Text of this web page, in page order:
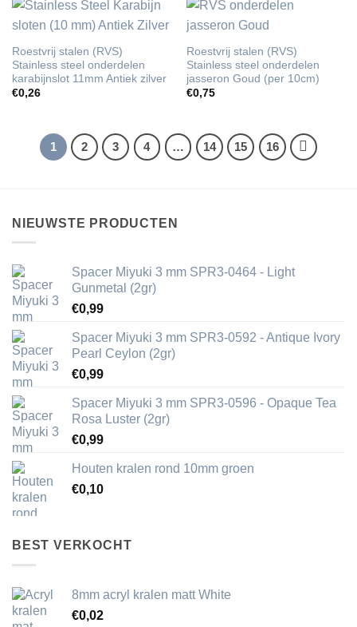
Roestvrij stalen (RVS)
Stainless steel onderdelen
karabijnslot 11mm Antiek zilver
€0,26
Roestvrij stalen (RVS)
Stainless steel onderdelen
jasseron Goud (per 10cm)
€0,75
1 2 3 4 … 14 15 16
NIEUWSTE PRODUCTEN
Spacer Miyuki 3 mm SPR3-0464 - Light
Gunmetal (2gr)
€0,99
Spacer Miyuki 3 mm SPR3-0592 - Antique Ivory
Pearl Ceylon (2gr)
€0,99
Spacer Miyuki 3 mm SPR3-0596 - Opaque Tea
Rosa Luster (2gr)
€0,99
Houten kralen rond 10mm groen
€0,10
BEST VERKOCHT
8mm acryl kralen matt White
€0,02